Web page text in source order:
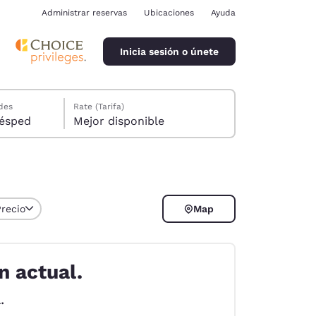
Administrar reservas Ubicaciones Ayuda
Inicia sesión o únete
1 huésped
Rate (Tarifa)
Mejor disponible
Map
actual.